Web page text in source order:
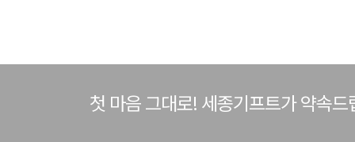
첫 마음 그대로! 세종기프트가 약속드